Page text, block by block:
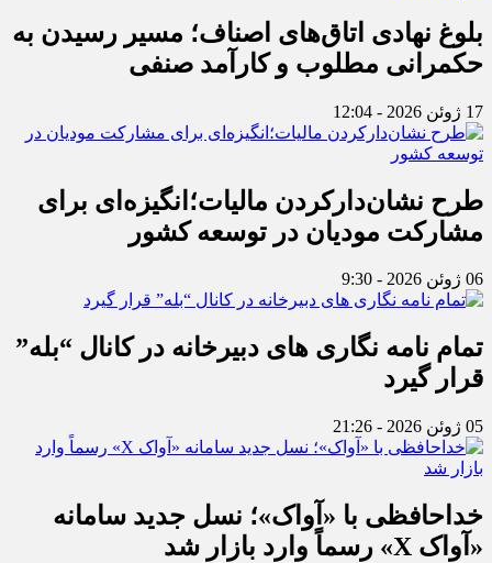
بلوغ نهادی اتاق‌های اصناف؛ مسیر رسیدن به
حکمرانی مطلوب و کارآمد صنفی
17 ژوئن 2026 - 12:04
طرح نشان‌دارکردن مالیات؛انگیزه‌ای برای
مشارکت مودیان در توسعه کشور
06 ژوئن 2026 - 9:30
تمام نامه نگاری های دبیرخانه در کانال “بله”
قرار گیرد
05 ژوئن 2026 - 21:26
خداحافظی با «آواک»؛ نسل جدید سامانه
«آواک X» رسماً وارد بازار شد